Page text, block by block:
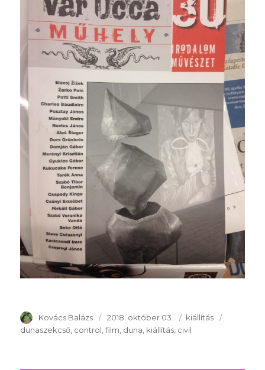
Szerző
Kovács Balázs Publikálva
2018. október 03. Témakör
kiállítás
dunaszekcső control film duna kiállítás civil